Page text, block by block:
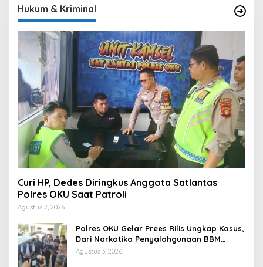
Hukum & Kriminal
Curi HP, Dedes Diringkus Anggota Satlantas
Polres OKU Saat Patroli
Agustus 7, 2026
Polres OKU Gelar Prees Rilis Ungkap Kasus,
Dari Narkotika Penyalahgunaan BBM
Hingga Kasus Korupsi
Agustus 3, 2026